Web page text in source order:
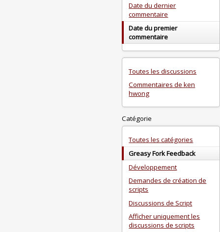
Date du dernier
commentaire
Date du premier
commentaire
Toutes les discussions
Commentaires de ken
hwong
Catégorie
Toutes les catégories
Greasy Fork Feedback
Développement
Demandes de création de
scripts
Discussions de Script
Afficher uniquement les
discussions de scripts